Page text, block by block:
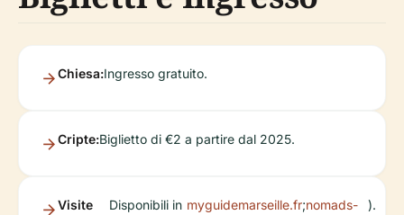
Chiesa:Ingresso gratuito.
Cripte:Biglietto di €2 a partire dal 2025.
Visite
Disponibili in myguidemarseille.fr;nomads-
).